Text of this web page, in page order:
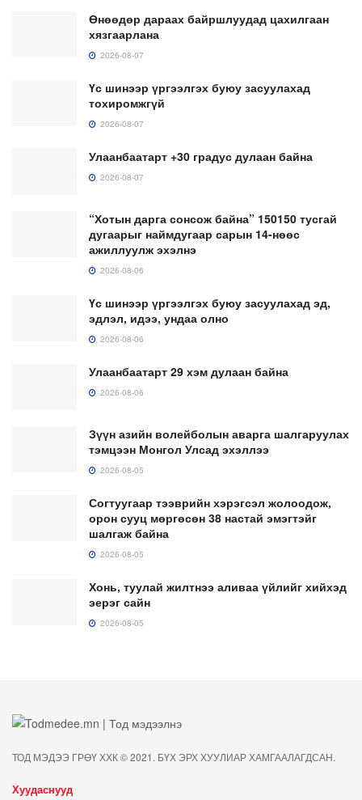
Өнөөдөр дараах байршлуудад цахилгаан
хязгаарлана
2026-08-07
Үс шинээр үргээлгэх буюу засуулахад
тохиромжгүй
2026-08-07
Улаанбаатарт +30 градус дулаан байна
2026-08-07
“Хотын дарга сонсож байна” 150150 тусгай
дугаарыг наймдугаар сарын 14-нөөс
ажиллуулж эхэлнэ
2026-08-06
Үс шинээр үргээлгэх буюу засуулахад эд,
эдлэл, идээ, ундаа олно
2026-08-06
Улаанбаатарт 29 хэм дулаан байна
2026-08-06
Зүүн азийн волейболын аварга шалгаруулах
тэмцээн Монгол Улсад эхэллээ
2026-08-05
Согтуугаар тээврийн хэрэгсэл жолоодож,
орон сууц мөргөсөн 38 настай эмэгтэйг
шалгаж байна
2026-08-05
Хонь, туулай жилтнээ аливаа үйлийг хийхэд
эерэг сайн
2026-08-05
ТОД МЭДЭЭ ГРӨҮ ХХК © 2021. БҮХ ЭРХ ХУУЛИАР ХАМГААЛАГДСАН.
Хуудаснууд